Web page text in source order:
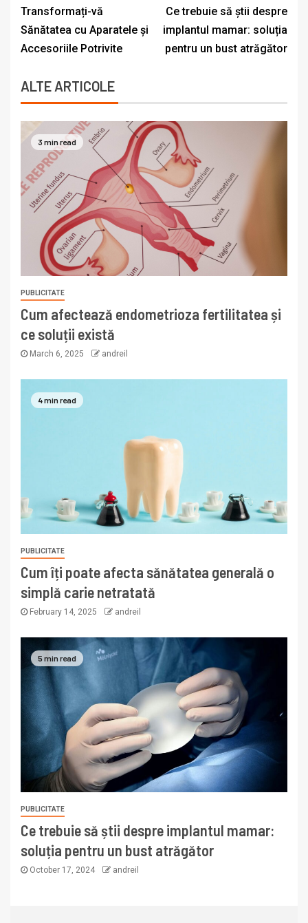
Transformați-vă
Sănătatea cu Aparatele și
Accesoriile Potrivite
Ce trebuie să știi despre
implantul mamar: soluția
pentru un bust atrăgător
ALTE ARTICOLE
3 min read
PUBLICITATE
Cum afectează endometrioza fertilitatea și
ce soluții există
March 6, 2025 andreil
4 min read
PUBLICITATE
Cum îți poate afecta sănătatea generală o
simplă carie netratată
February 14, 2025 andreil
5 min read
PUBLICITATE
Ce trebuie să știi despre implantul mamar:
soluția pentru un bust atrăgător
October 17, 2024 andreil